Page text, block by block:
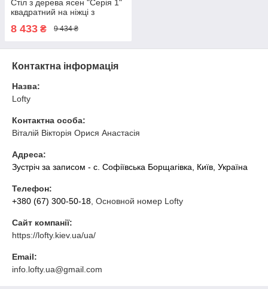
Стіл з дерева ясен "Серія 1"
квадратний на ніжці з
8 433 ₴ 9 434 ₴
Контактна інформація
Назва:
Lofty
Контактна особа:
Віталій Вікторія Орися Анастасія
Адреса:
Зустріч за записом - с. Софіївська Борщагівка, Київ, Україна
Телефон:
+380 (67) 300-50-18 , Основной номер Lofty
Сайт компанії:
https://lofty.kiev.ua/ua/
Email:
info.lofty.ua@gmail.com